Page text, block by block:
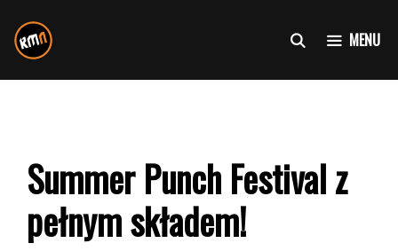
do
treści
MENU
Summer Punch Festival z
pełnym składem!